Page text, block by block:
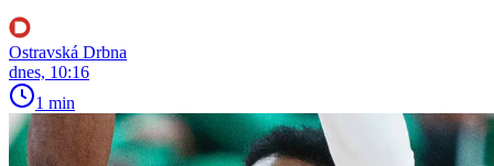
Ostravská Drbna
dnes, 10:16
1 min